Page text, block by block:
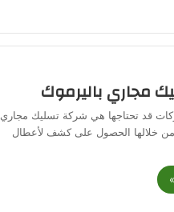
مجاري باليرموك
قد تحتاجها هي شركة تسليك مجاري
من خلالها الحصول على كشف لأعطال